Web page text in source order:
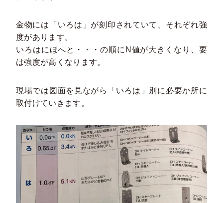
金物には「いろは」が刻印されていて、それぞれ強
度があります。
いろはにほへと・・・の順にN値が大きくなり、要
は強度が高くなります。
現場では図面を見ながら「いろは」別に必要か所に
取付けていきます。